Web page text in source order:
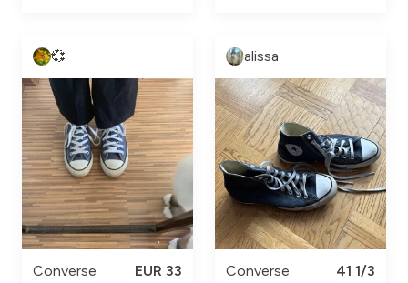
💞
Converse
EUR 33
alissa
Converse
41 1/3